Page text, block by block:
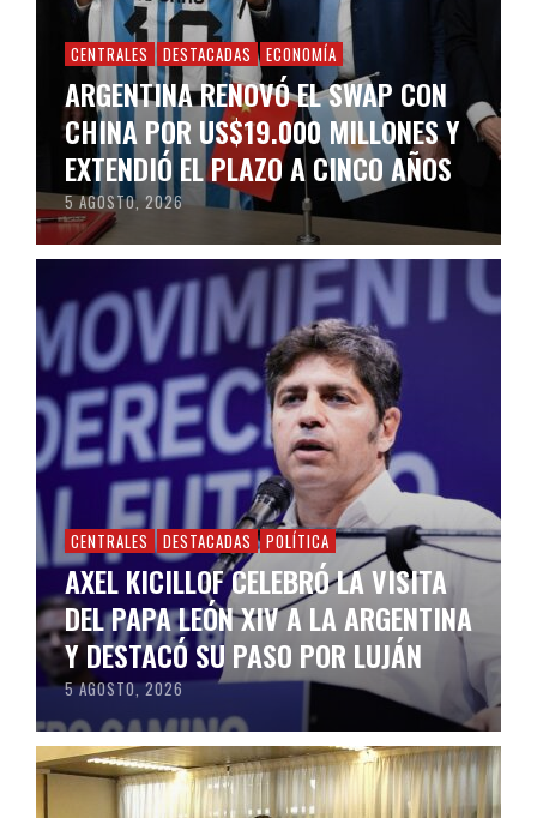
CENTRALES DESTACADAS ECONOMÍA
ARGENTINA RENOVÓ EL SWAP CON
CHINA POR US$19.000 MILLONES Y
EXTENDIÓ EL PLAZO A CINCO AÑOS
5 AGOSTO, 2026
CENTRALES DESTACADAS POLÍTICA
AXEL KICILLOF CELEBRÓ LA VISITA
DEL PAPA LEÓN XIV A LA ARGENTINA
Y DESTACÓ SU PASO POR LUJÁN
5 AGOSTO, 2026